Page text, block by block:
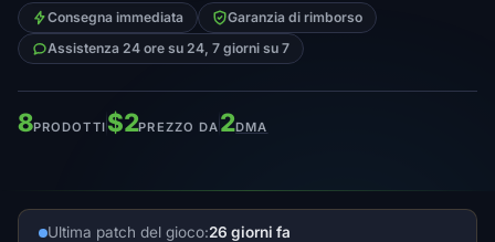
Consegna immediata
Garanzia di rimborso
Assistenza 24 ore su 24, 7 giorni su 7
8PRODOTTI$2PREZZO DA 2DMA
Ultima patch del gioco:26 giorni fa